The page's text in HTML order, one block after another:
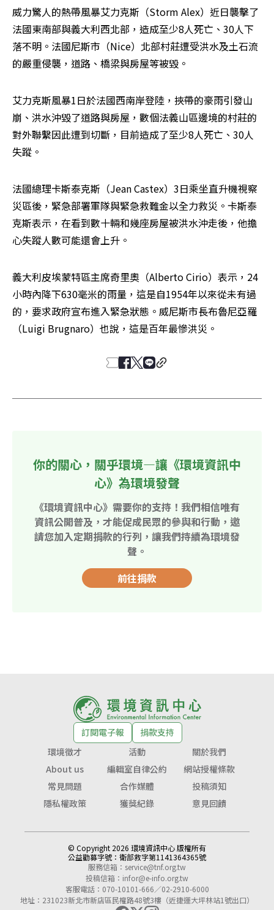
威力驚人的熱帶風暴艾力克斯（Storm Alex）近日襲擊了
法國東南部與義大利西北部，造成至少8人死亡、30人下
落不明。法國尼斯市（Nice）北部村莊遭受洪水及土石流
的嚴重侵襲，道路、橋梁與房屋等被毀。
艾力克斯風暴1日於法國西南岸登陸，挾帶的豪雨引發山
崩、洪水沖毀了道路與房屋，數個法義山區邊境的村莊的
對外聯繫因此遭到切斷，目前造成了至少8人死亡、30人
失蹤。
法國總理卡斯泰克斯（Jean Castex）3日乘坐直升機視察
災區後，緊急部署軍隊與緊急救難金以全力救災。卡斯泰
克斯表示，在看到數十輛和幾座房屋被洪水沖走後，他擔
心失蹤人數可能還會上升。
義大利皮埃蒙特區主席奇里奧（Alberto Cirio）表示，24
小時內降下630毫米的雨量，這是自1954年以來從未有過
的，要求政府宣布進入緊急狀態。威尼斯市長布魯尼亞羅
（Luigi Brugnaro）也說，這是百年最慘洪災。
你的關心，關乎環境—讓《環境資訊中
心》為環境發聲
《環境資訊中心》需要你的支持！我們相信唯有
資訊公開普及，才能促成民眾的參與和行動，邀
請您加入定期捐款的行列，讓我們持續為環境發
聲。
前往捐款
訂閱電子報
捐款支持
環境徵才
活動
關於我們
About us
編輯室自律公約
網站授權條款
常見問題
合作媒體
投稿須知
隱私權政策
獲獎紀錄 意見回饋
© Copyright 2026 環境資訊中心 版權所有
公益勸募字號： 衛部救字第1141364365號
服務信箱： service@tnf.org.tw
投稿信箱： infor@e-info.org.tw
客服電話：070-10101-666／02-2910-6000
地址：231023新北市新店區民權路48號3樓（近捷運大坪林站1號出口）